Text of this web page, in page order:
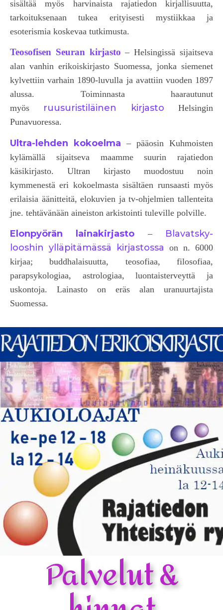
sisältää myös harvinaista rajatiedon kirjallisuutta,
tarkoituksenaan tukea erityisesti mystiikkaa ja
esoterismia koskevaa tutkimusta.
Teosofisen Seuran kirjasto – Helsingissä sijaitseva
alan vanhin erikoiskirjasto Suomessa, jonka siemenet
kylvettiin varhain 1890-luvulla ja avattiin vuoden 1897
alussa. Toiminnasta haarautunut
myös ruusuristiläinen kirjasto Helsingin
Punavuoressa.
Ultra-lehden kokoelma – pääosin Kuhmoisten
kylämällä sijaitseva maamme suurin rajatiedon
käsikirjasto. Ultran kirjasto muodostuu noin
kymmenestä eri kokoelmasta sisältäen runsaasti myös
erilaisia äänitteitä, elokuvien ja tv-ohjelmien tallenteita
jne. tehtävänään aineiston arkistointi tuleville polville.
Elonpyörän lainakirjasto – Blavatsky-
looshin ylläpitämässä kirjastossa on n. 6000
kirjaa; buddhalaisuutta, teosofiaa, filosofiaa,
parapsykologiaa, astrologiaa, luontaisterveyttä ja
uskontoja. Lainasto on eräs alan uranuurtajista
Suomessa.
Palvelut &